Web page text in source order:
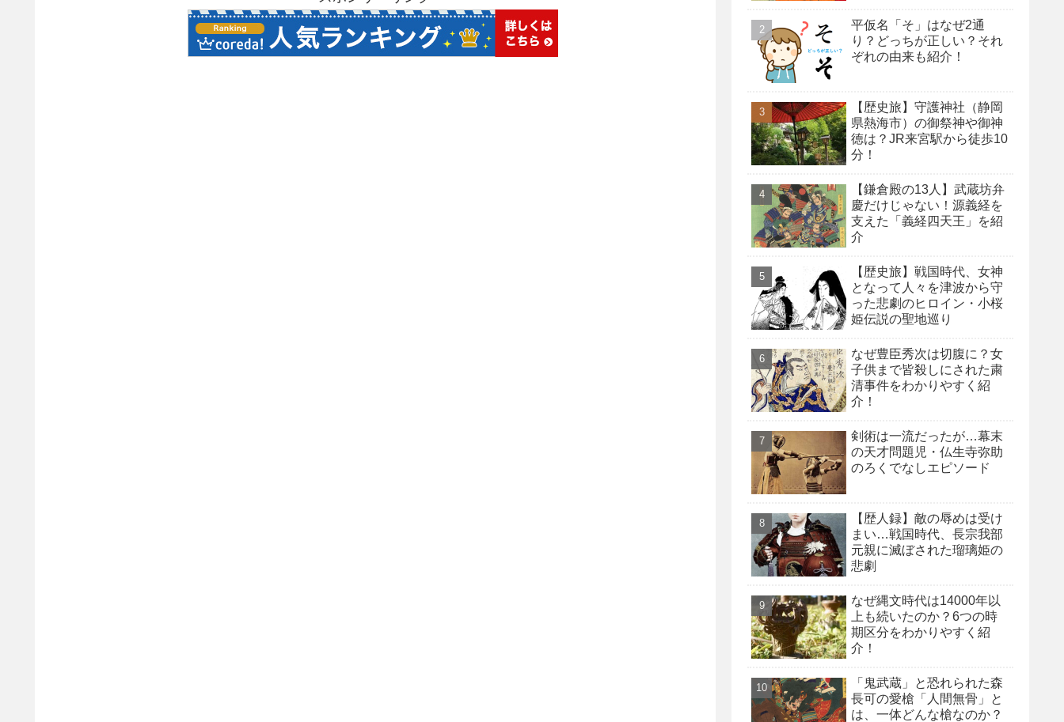
平仮名「そ」はなぜ2通
り？どっちが正しい？それ
ぞれの由来も紹介！
【歴史旅】守護神社（静岡
県熱海市）の御祭神や御神
徳は？JR来宮駅から徒歩10
分！
【鎌倉殿の13人】武蔵坊弁
慶だけじゃない！源義経を
支えた「義経四天王」を紹
介
【歴史旅】戦国時代、女神
となって人々を津波から守
った悲劇のヒロイン・小桜
姫伝説の聖地巡り
なぜ豊臣秀次は切腹に？女
子供まで皆殺しにされた粛
清事件をわかりやすく紹
介！
剣術は一流だったが…幕末
の天才問題児・仏生寺弥助
のろくでなしエピソード
【歴人録】敵の辱めは受け
まい…戦国時代、長宗我部
元親に滅ぼされた瑠璃姫の
悲劇
なぜ縄文時代は14000年以
上も続いたのか？6つの時
期区分をわかりやすく紹
介！
「鬼武蔵」と恐れられた森
長可の愛槍「人間無骨」と
は、一体どんな槍なのか？